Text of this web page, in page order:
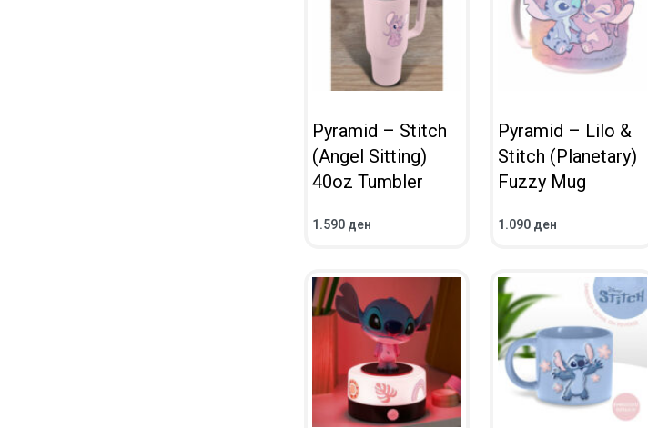
Pyramid – Stitch
(Angel Sitting)
40oz Tumbler
1.590 ден
ВО КОШНИЧКА
Pyramid – Lilo &
Stitch (Planetary)
Fuzzy Mug
1.090 ден
ВО КОШНИЧКА